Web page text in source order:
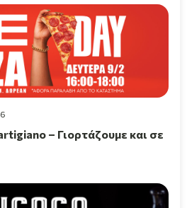
– Γιορτάζουμε και σε